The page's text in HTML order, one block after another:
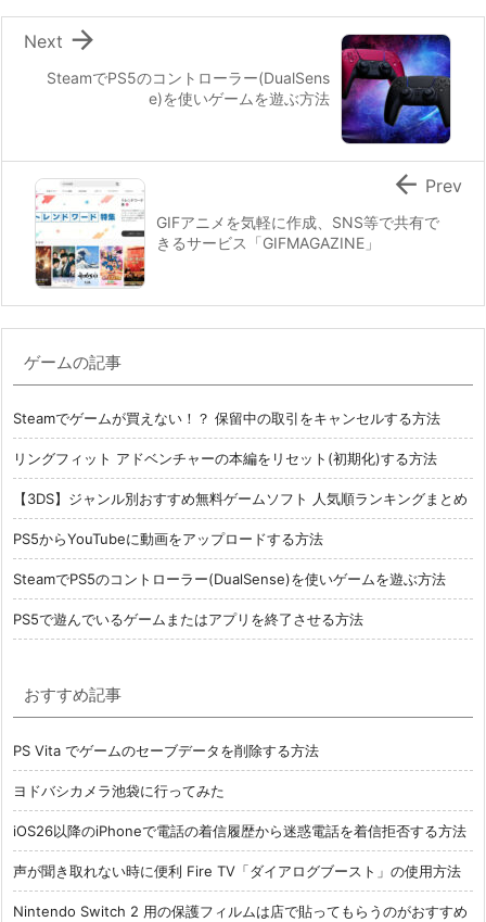
SteamでPS5のコントローラー(DualSens
e)を使いゲームを遊ぶ方法

Next
GIFアニメを気軽に作成、SNS等で共有で
きるサービス「GIFMAGAZINE」
 Prev
ゲームの記事
Steamでゲームが買えない！？ 保留中の取引をキャンセルする方法
リングフィット アドベンチャーの本編をリセット(初期化)する方法
【3DS】ジャンル別おすすめ無料ゲームソフト 人気順ランキングまとめ
PS5からYouTubeに動画をアップロードする方法
SteamでPS5のコントローラー(DualSense)を使いゲームを遊ぶ方法
PS5で遊んでいるゲームまたはアプリを終了させる方法
おすすめ記事
PS Vita でゲームのセーブデータを削除する方法
ヨドバシカメラ池袋に行ってみた
iOS26以降のiPhoneで電話の着信履歴から迷惑電話を着信拒否する方法
声が聞き取れない時に便利 Fire TV「ダイアログブースト」の使用方法
Nintendo Switch 2 用の保護フィルムは店で貼ってもらうのがおすすめ